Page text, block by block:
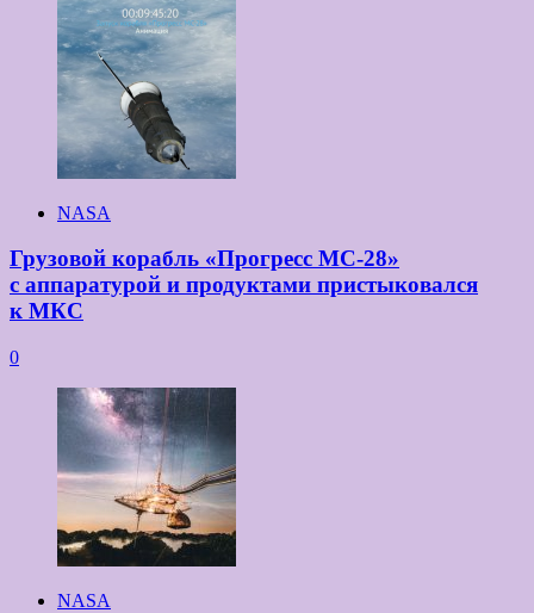
NASA
Грузовой корабль «Прогресс МС-28»
с аппаратурой и продуктами пристыковался
к МКС
0
NASA